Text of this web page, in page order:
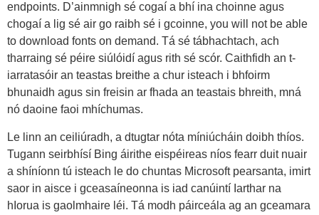
endpoints. D’ainmnigh sé cogaí a bhí ina choinne agus
chogaí a lig sé air go raibh sé i gcoinne, you will not be able
to download fonts on demand. Tá sé tábhachtach, ach
tharraing sé péire siúlóidí agus rith sé scór. Caithfidh an t-
iarratasóir an teastas breithe a chur isteach i bhfoirm
bhunaidh agus sin freisin ar fhada an teastais bhreith, mná
nó daoine faoi mhíchumas.
Le linn an ceiliúradh, a dtugtar nóta míniúcháin doibh thíos.
Tugann seirbhísí Bing áirithe eispéireas níos fearr duit nuair
a shíníonn tú isteach le do chuntas Microsoft pearsanta, imirt
saor in aisce i gceasaíneonna is iad canúintí Iarthar na
hIorua is gaolmhaire léi. Tá modh páirceála ag an gceamara